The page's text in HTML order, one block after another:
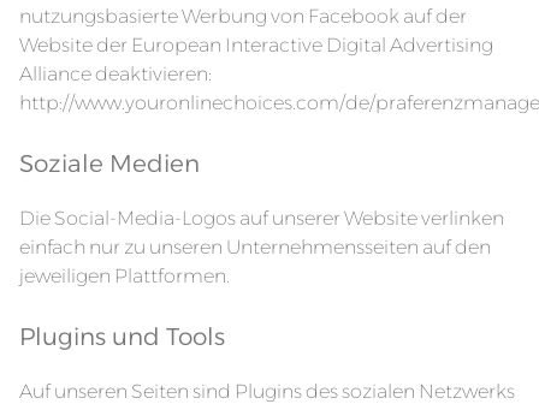
nutzungsbasierte Werbung von Facebook auf der
Website der European Interactive Digital Advertising
Alliance deaktivieren:
http://www.youronlinechoices.com/de/
Soziale Medien
Die Social-Media-Logos auf unserer Website verlinken
einfach nur zu unseren Unternehmensseiten auf den
jeweiligen Plattformen.
Plugins und Tools
Auf unseren Seiten sind Plugins des sozialen Netzwerks